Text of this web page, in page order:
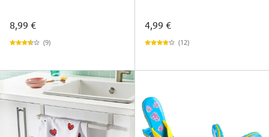
8,99 €
(9)
4,99 €
(12)